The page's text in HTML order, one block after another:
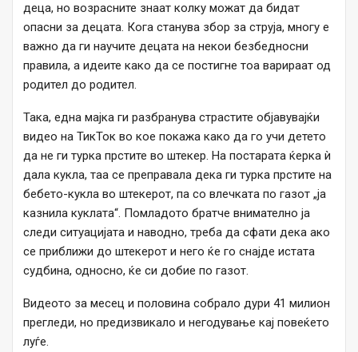
деца, но возрасните знаат колку можат да бидат
опасни за децата. Кога станува збор за струја, многу е
важно да ги научите децата на некои безбедносни
правила, а идеите како да се постигне тоа варираат од
родител до родител.
Така, една мајка ги разбранува страстите објавувајќи
видео на ТикТок во кое покажа како да го учи детето
да не ги турка прстите во штекер. На постарата ќерка ѝ
дала кукла, таа се преправала дека ги турка прстите на
бебето-кукла во штекерот, па со влечката по газот „ја
казнила куклата“. Помладото братче внимателно ја
следи ситуацијата и наводно, треба да сфати дека ако
се приближи до штекерот и него ќе го снајде истата
судбина, односно, ќе си добие по газот.
Видеото за месец и половина собрало дури 41 милион
прегледи, но предизвикало и негодување кај повеќето
луѓе.